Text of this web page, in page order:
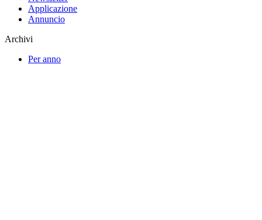
Applicazione
Annuncio
Archivi
Per anno